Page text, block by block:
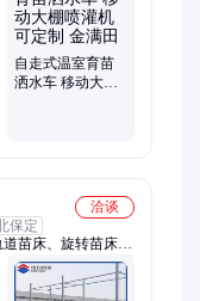
自走式温室育苗
洒水车 移动大棚
洽谈
保定
苗床、旋转苗床、